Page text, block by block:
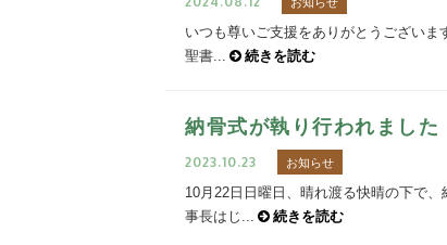
いつも尊いご支援をありがとうございま
聖書...
続きを読む
納骨式が執り行われました
2023.10.23 お知らせ
10月22日日曜日、晴れ渡る快晴の下で
事長はじ...
続きを読む